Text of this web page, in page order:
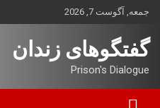
بروید
جمعه, آگوست 7, 2026
گفتگوهای زندان
Prison's Dialogue